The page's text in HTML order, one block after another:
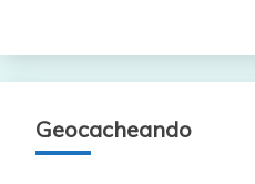
Geocacheando